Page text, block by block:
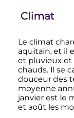
Climat
Le climat
aquitain, et il
et pluvieux et
chauds. Il se
douceur des
moyenne
janvier est le
et août les